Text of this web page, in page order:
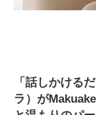
「話しかける
ラ）が